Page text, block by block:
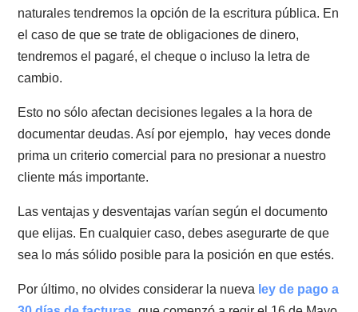
La guía de despacho es un documento que se usa
traslado de mercaderías y que sirve como respaldo a
entrega de productos a clientes. Las guías están
través de ellas se puede acreditar que se hizo
de las mercaderías. Lógicamente, luego de la firma
guía, se emite la factura correspondiente a la entrega.
Ahora bien, la otra opción puede ser entregar
directamente con factura. Sin embargo, esto tiene un
inconveniente. En este caso, no contamos con un
han comprado. Tanto el proveedor como el cliente